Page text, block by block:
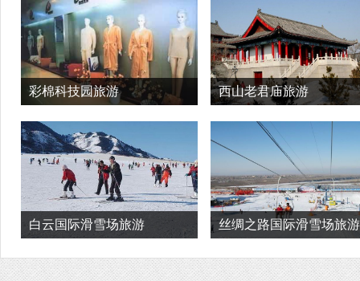
彩棉科技园旅游 西山老君庙旅游
白云国际滑雪场旅游 丝绸之路国际滑雪场旅游